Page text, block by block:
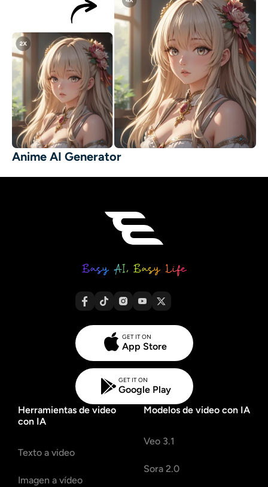
Anime AI Generator
GET IT ON
App Store
GET IT ON
Google Play
Herramientas de video
con IA
Texto a video
Imagen a vídeo
Modelos de video con IA
Veo 3.1
Sora 2.0